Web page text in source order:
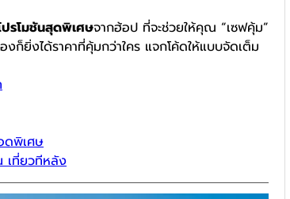
ปรโมชันสุดพิเศษจากฮ้อป ที่จะช่วยให้คุณ “เซฟคุ้ม”
ก็ยิ่งได้ราคาที่คุ้มกว่าใคร แจกโค้ดให้แบบจัดเต็ม
ดพิเศษ
เที่ยวทีหลัง